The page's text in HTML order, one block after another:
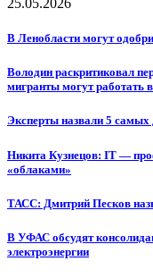
25.05.2026
В Ленобласти могут
Володин раскритиковал
мигранты могут работать
Эксперты назвали 5
Никита Кузнецов: IT —
«облаками»
ТАСС: Дмитрий Песков
В УФАС обсудят
электроэнергии